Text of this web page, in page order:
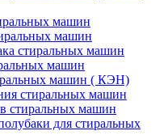
машин
машин
стиральных машин
машин
машин ( КЭН)
стиральных машин
стиральных машин
для стиральных